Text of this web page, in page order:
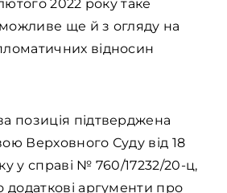
2022 року таке
ще й з огляду на
відносин
позиція підтверджена
Верховного Суду від 18
у справі № 760/17232/20-ц,
додаткові аргументи про